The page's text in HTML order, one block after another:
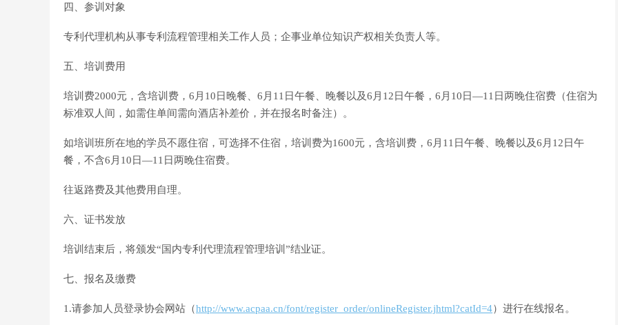
四、参训对象
专利代理机构从事专利流程管理相关工作人员；企事业单位知识产权相关负责人等。
五、培训费用
培训费2000元，含培训费，6月10日晚餐、6月11日午餐、晚餐以及6月12日午餐，6月10日—11日两晚住宿费（住宿为
标准双人间，如需住单间需向酒店补差价，并在报名时备注）。
如培训班所在地的学员不愿住宿，可选择不住宿，培训费为1600元，含培训费，6月11日午餐、晚餐以及6月12日午
餐，不含6月10日—11日两晚住宿费。
往返路费及其他费用自理。
六、证书发放
培训结束后，将颁发“国内专利代理流程管理培训”结业证。
七、报名及缴费
1.请参加人员登录协会网站（http://www.acpaa.cn/font/register_order/onlineRegister.jhtml?catId=4）进行在线报名。